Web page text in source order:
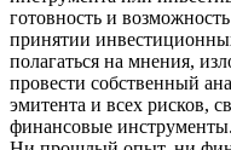
готовность и
принятии
полагаться на мнения,
провести собственный
эмитента и всех рисков,
финансовые инструменты.